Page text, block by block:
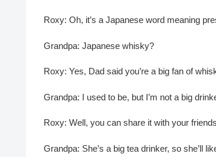
Roxy: Oh, it’s a Japanese word meaning
Grandpa: Japanese whisky?
Roxy: Yes, Dad said you’re a big fan of
Grandpa: I used to be, but I’m not a big
Roxy: Well, you can share it with your
Grandpa: She’s a big tea drinker, so she’ll